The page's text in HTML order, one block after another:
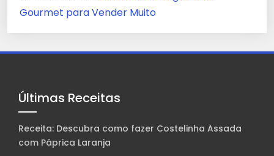
Gourmet para Vender Muito
Últimas Receitas
Receita: Descubra como fazer Costelinha Assada
com Páprica Laranja